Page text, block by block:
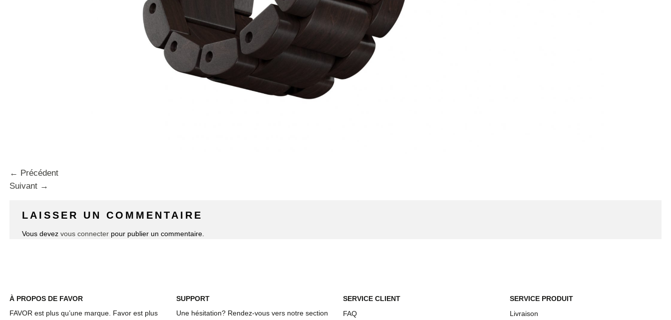
← Précédent
Suivant →
LAISSER UN COMMENTAIRE
Vous devez vous connecter pour publier un commentaire.
À PROPOS DE FAVOR
FAVOR est plus qu’une marque. Favor est plus
SUPPORT
Une hésitation? Rendez-vous vers notre section
SERVICE CLIENT
FAQ
SERVICE PRODUIT
Livraison